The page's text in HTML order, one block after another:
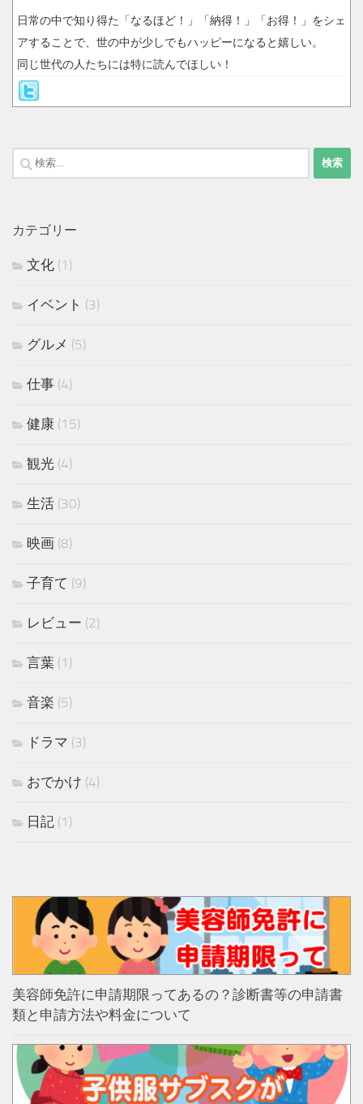
日常の中で知り得た「なるほど！」「納得！」「お得！」をシェ
アすることで、世の中が少しでもハッピーになると嬉しい。
同じ世代の人たちには特に読んでほしい！
検
索:
カテゴリー
文化 (1)
イベント (3)
グルメ (5)
仕事 (4)
健康 (15)
観光 (4)
生活 (30)
映画 (8)
子育て (9)
レビュー (2)
言葉 (1)
音楽 (5)
ドラマ (3)
おでかけ (4)
日記 (1)
美容師免許に申請期限ってあるの？診断書等の申請書
類と申請方法や料金について